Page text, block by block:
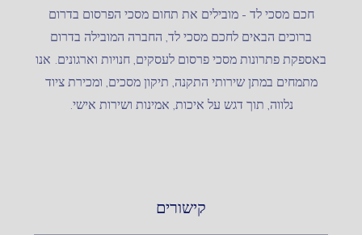
חכם מסכי לד – מובילים את תחום מסכי הפרסום בדרום
ברוכים הבאים לחכם מסכי לד, החברה המובילה בדרום
באספקת פתרונות מסכי פרסום לעסקים, חנויות וארגונים. אנו
מתמחים במתן שירותי התקנה, תיקון מסכים, ומכירת ציוד
נלווה, תוך דגש על איכות, אמינות ושירות אישי.
קישורים